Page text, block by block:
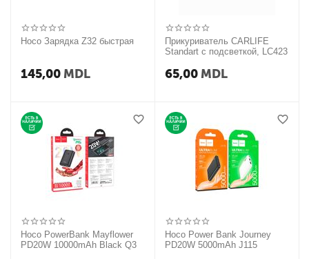
Hoco Зарядка Z32 быстрая
145,00 MDL
Прикуриватель CARLIFE
Standart с подсветкой, LC423
65,00 MDL
Hoco PowerBank Mayflower
PD20W 10000mAh Black Q3
Hoco Power Bank Journey
PD20W 5000mAh J115